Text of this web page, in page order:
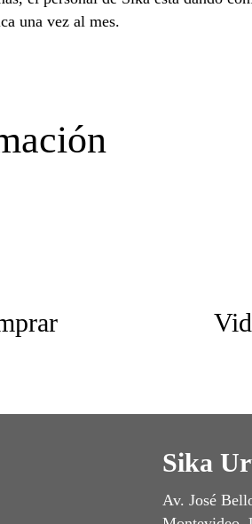
una vez al mes.
Sika
Av. José